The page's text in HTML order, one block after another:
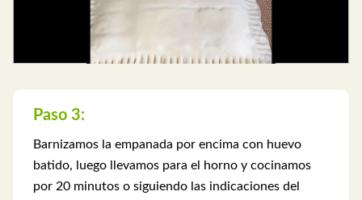
Paso 3:
Barnizamos la empanada por encima con huevo
batido, luego llevamos para el horno y cocinamos
por 20 minutos o siguiendo las indicaciones del